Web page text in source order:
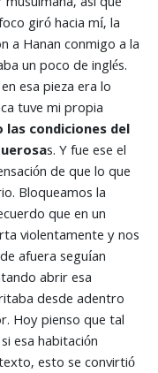
giró hacia mí, la
a Hanan conmigo a la
un poco de inglés.
esa pieza era lo
tuve mi propia
las condiciones del
s. Y fue ese el
de que lo que
Bloqueamos la
que en un
violentamente y nos
afuera seguían
abrir esa
desde adentro
Hoy pienso que tal
esa habitación
esto se convirtió